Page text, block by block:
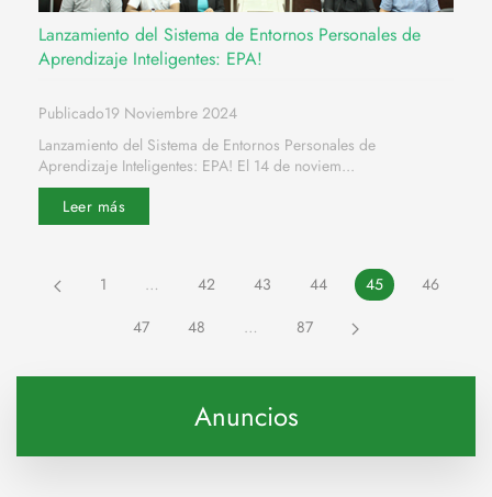
Lanzamiento del Sistema de Entornos Personales de
Aprendizaje Inteligentes: EPA!
Publicado19 Noviembre 2024
Lanzamiento del Sistema de Entornos Personales de
Aprendizaje Inteligentes: EPA! El 14 de noviem...
Leer más
1 … 42 43 44 45
46
47
48 … 87
Anuncios